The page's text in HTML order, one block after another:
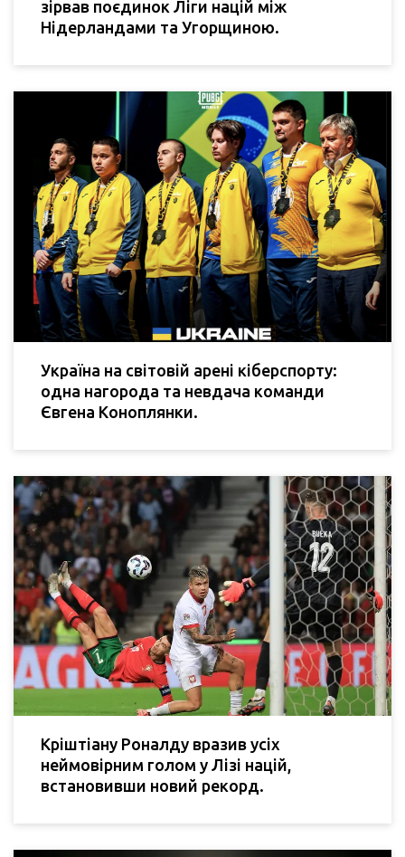
зірвав поєдинок Ліги націй між
Нідерландами та Угорщиною.
Україна на світовій арені кіберспорту:
одна нагорода та невдача команди
Євгена Коноплянки.
Кріштіану Роналду вразив усіх
неймовірним голом у Лізі націй,
встановивши новий рекорд.